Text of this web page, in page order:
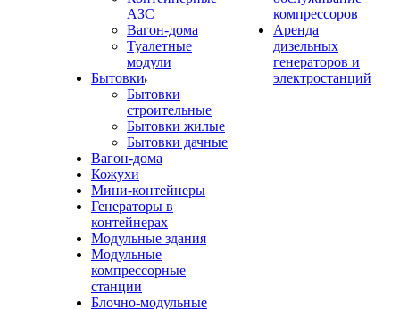
АЗС
Вагон-дома
Туалетные
модули
Бытовки
Бытовки
строительные
Бытовки жилые
Бытовки дачные
Вагон-дома
Кожухи
Мини-контейнеры
Генераторы в
контейнерах
Модульные здания
Модульные
компрессорные
станции
Блочно-модульные
компрессоров
Аренда
дизельных
генераторов и
электростанций